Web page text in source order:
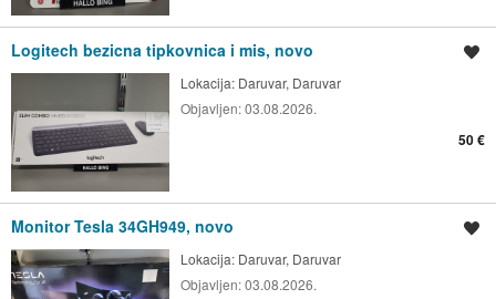
Logitech bezicna tipkovnica i mis, novo
Lokacija: Daruvar, Daruvar
Objavljen:03.08.2026.
50 €
Monitor Tesla 34GH949, novo
Lokacija: Daruvar, Daruvar
Objavljen:03.08.2026.